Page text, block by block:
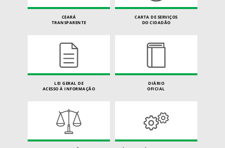
CEARÁ
TRANSPARENTE
CARTA DE SERVIÇOS
DO CIDADÃO
LEI GERAL DE
ACESSO À INFORMAÇÃO
DIÁRIO
OFICIAL